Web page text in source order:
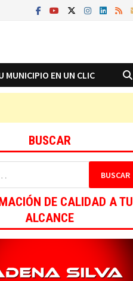
MUNICIPIO EN UN CLIC
BUSCAR
DE CALIDAD A TU
ALCANCE